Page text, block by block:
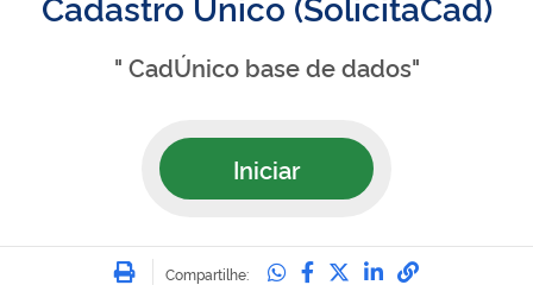
" CadÚnico base de dados"
Iniciar
Imprimir
Compartilhe: Compartilhe no
Compartilhe no
Compartilhe no
Compartilhe